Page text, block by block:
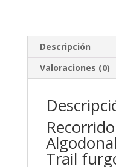
Descripción
Valoraciones (0)
Trail